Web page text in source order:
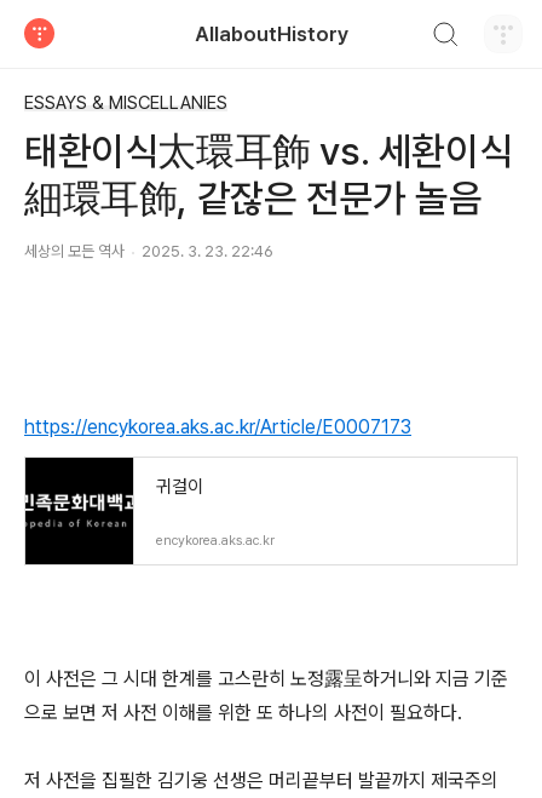
AllaboutHistory
ESSAYS & MISCELLANIES
태환이식太環耳飾 vs. 세환이식
細環耳飾, 같잖은 전문가 놀음
세상의 모든 역사 2025. 3. 23. 22:46
https://encykorea.aks.ac.kr/Article/E0007173
귀걸이
encykorea.aks.ac.kr
이 사전은 그 시대 한계를 고스란히 노정露呈하거니와 지금 기준
으로 보면 저 사전 이해를 위한 또 하나의 사전이 필요하다.
저 사전을 집필한 김기웅 선생은 머리끝부터 발끝까지 제국주의